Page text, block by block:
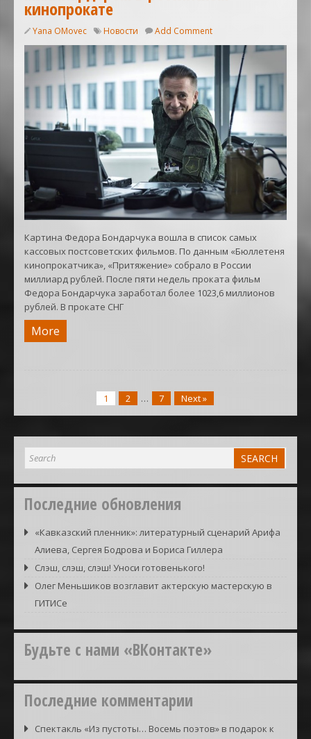
кинопрокате
Yana OMovec Новости Add Comment
Картина Федора Бондарчука вошла в список самых
кассовых постсоветских фильмов. По данным «Бюллетеня
кинопрокатчика», «Притяжение» собрало в России
миллиард рублей. После пяти недель проката фильм
Федора Бондарчука заработал более 1023,6 миллионов
рублей. В прокате СНГ
More
1 2 … 7 Next »
Последние обновления
«Кавказский пленник»: литературный сценарий Арифа
Алиева, Сергея Бодрова и Бориса Гиллера
Слэш, слэш, слэш! Уноси готовенького!
Олег Меньшиков возглавит актерскую мастерскую в
ГИТИСе
Будьте с нами «ВКонтакте»
Последние комментарии
Спектакль «Из пустоты… Восемь поэтов» в подарок к